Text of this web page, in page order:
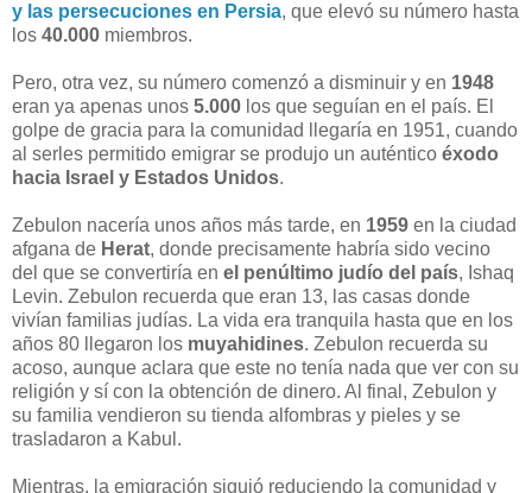
y las persecuciones en Persia, que elevó su número hasta
los 40.000 miembros.
Pero, otra vez, su número comenzó a disminuir y en 1948
eran ya apenas unos 5.000 los que seguían en el país. El
golpe de gracia para la comunidad llegaría en 1951, cuando
al serles permitido emigrar se produjo un auténtico éxodo
hacia Israel y Estados Unidos.
Zebulon nacería unos años más tarde, en 1959 en la ciudad
afgana de Herat, donde precisamente habría sido vecino
del que se convertiría en el penúltimo judío del país, Ishaq
Levin. Zebulon recuerda que eran 13, las casas donde
vivían familias judías. La vida era tranquila hasta que en los
años 80 llegaron los muyahidines. Zebulon recuerda su
acoso, aunque aclara que este no tenía nada que ver con su
religión y sí con la obtención de dinero. Al final, Zebulon y
su familia vendieron su tienda alfombras y pieles y se
trasladaron a Kabul.
Mientras, la emigración siguió reduciendo la comunidad y